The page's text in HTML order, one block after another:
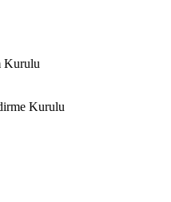
Kurulu
Kurulu